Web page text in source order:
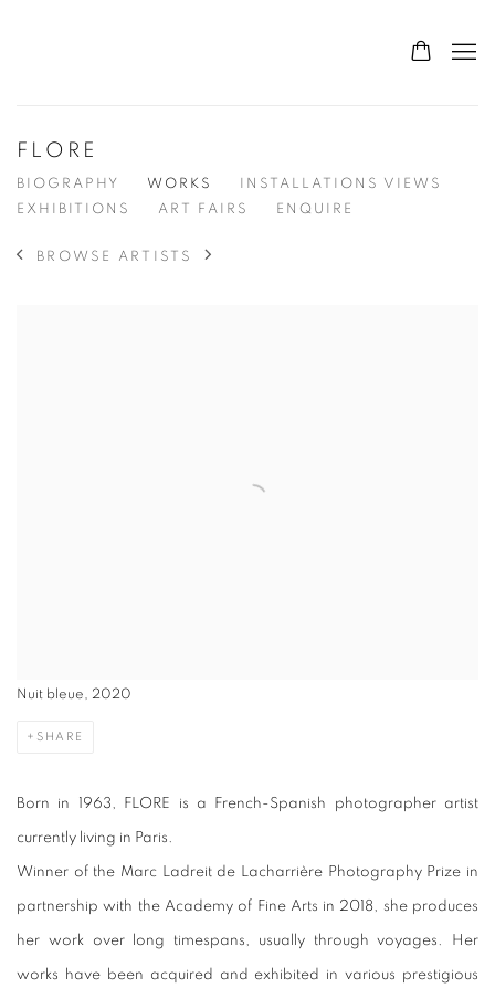
FLORE
BIOGRAPHY WORKS
INSTALLATIONS VIEWS
EXHIBITIONS
ART FAIRS ENQUIRE
BROWSE ARTISTS
Nuit bleue, 2020
SHARE
Born in 1963, FLORE is a French-Spanish photographer artist
currently living in Paris.
Winner of the Marc Ladreit de Lacharrière Photography Prize in
partnership with the Academy of Fine Arts in 2018, she produces
her work over long timespans, usually through voyages. Her
works have been acquired and exhibited in various prestigious